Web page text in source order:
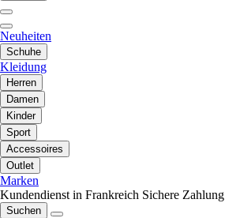
Neuheiten
Schuhe
Kleidung
Herren
Damen
Kinder
Sport
Accessoires
Outlet
Marken
Kundendienst in Frankreich Sichere Zahlung
Suchen